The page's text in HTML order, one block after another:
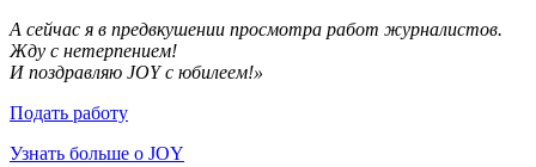
А сейчас я в предвкушении просмотра работ журналистов.
Жду с нетерпением!
И поздравляю JOY c юбилеем!»
Подать работу
Узнать больше о JOY